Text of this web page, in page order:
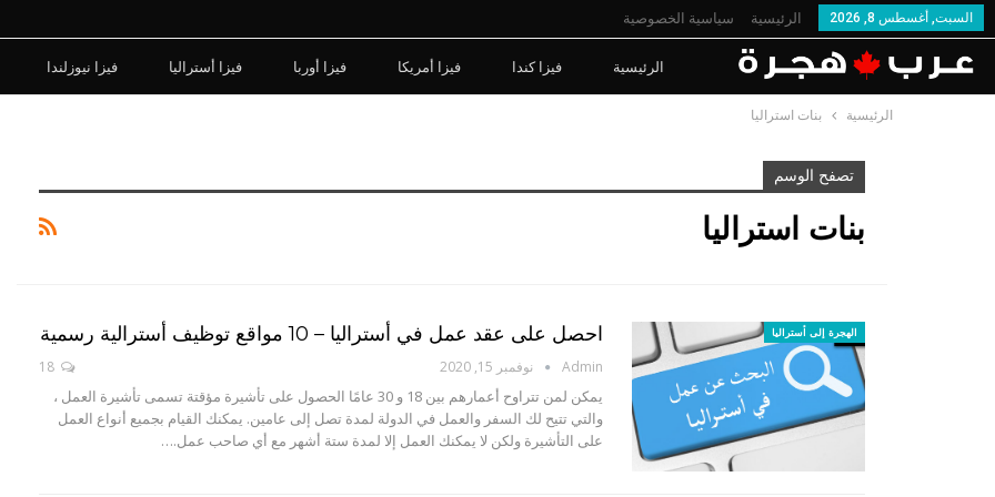
السبت, أغسطس 8, 2026 الرئيسية سياسية الخصوصية
الرئيسية فيزا كندا فيزا أمريكا فيزا أوربا فيزا أستراليا فيزا نيوزلندا
الرئيسية بنات استراليا
تصفح الوسم
بنات استراليا
الهجرة إلى أستراليا احصل على عقد عمل في أستراليا – 10 مواقع توظيف أسترالية رسمية
Admin نوفمبر 15, 2020 18
يمكن لمن تتراوح أعمارهم بين 18 و 30 عامًا الحصول على تأشيرة مؤقتة تسمى تأشيرة العمل ،
والتي تتيح لك السفر والعمل في الدولة لمدة تصل إلى عامين. يمكنك القيام بجميع أنواع العمل
على التأشيرة ولكن لا يمكنك العمل إلا لمدة ستة أشهر مع أي صاحب عمل.…